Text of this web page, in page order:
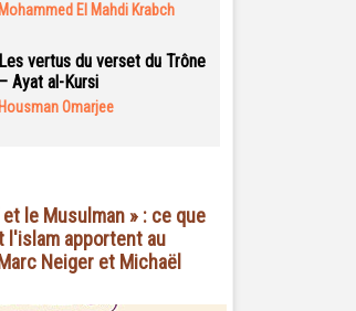
Mohammed El Mahdi Krabch
Les vertus du verset du Trône
– Ayat al-Kursi
Housman Omarjee
le Musulman » : ce que
l'islam apportent au
Neiger et Michaël